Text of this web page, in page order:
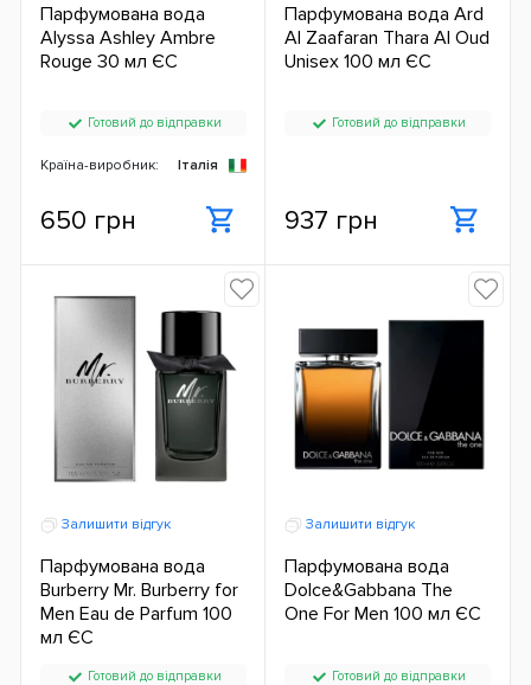
Парфумована вода
Alyssa Ashley Ambre
Rouge 30 мл ЄС
Готовий до відправки
Країна-виробник: Італія
650 грн
Парфумована вода Ard
Al Zaafaran Thara Al Oud
Unisex 100 мл ЄС
Готовий до відправки
937 грн
Залишити відгук
Парфумована вода
Burberry Mr. Burberry for
Men Eau de Parfum 100
мл ЄС
Готовий до відправки
Залишити відгук
Парфумована вода
Dolce&Gabbana The
One For Men 100 мл ЄС
Готовий до відправки